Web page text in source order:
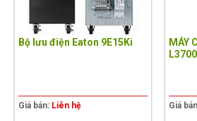
Bộ lưu điện Eaton 9E15Ki
Giá bán: Liên hệ
MÁY
Giá